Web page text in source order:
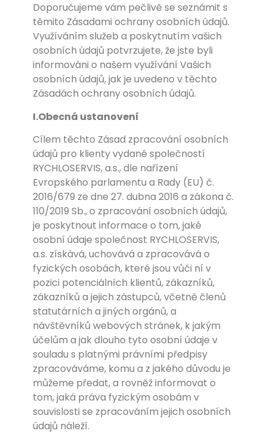
Doporučujeme vám pečlivě se seznámit s
těmito Zásadami ochrany osobních údajů.
Využíváním služeb a poskytnutím vašich
osobních údajů potvrzujete, že jste byli
informováni o našem využívání Vašich
osobních údajů, jak je uvedeno v těchto
Zásadách ochrany osobních údajů.
I.Obecná ustanovení
Cílem těchto Zásad zpracování osobních
údajů pro klienty vydané společností
RYCHLOSERVIS, a.s., dle nařízení
Evropského parlamentu a Rady (EU) č.
2016/679 ze dne 27. dubna 2016 a zákona č.
110/2019 Sb., o zpracování osobních údajů,
je poskytnout informace o tom, jaké
osobní údaje společnost RYCHLOSERVIS,
a.s. získává, uchovává a zpracovává o
fyzických osobách, které jsou vůči ní v
pozici potenciálních klientů, zákazníků,
zákazníků a jejich zástupců, včetně členů
statutárních a jiných orgánů, a
návštěvníků webových stránek, k jakým
účelům a jak dlouho tyto osobní údaje v
souladu s platnými právními předpisy
zpracováváme, komu a z jakého důvodu je
můžeme předat, a rovněž informovat o
tom, jaká práva fyzickým osobám v
souvislosti se zpracováním jejich osobních
údajů náleží.